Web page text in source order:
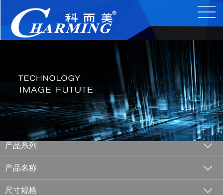
产品系列
产品名称
尺寸规格